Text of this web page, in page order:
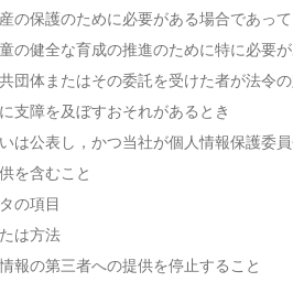
の保護のために必要がある場合であっ
の健全な育成の推進のために特に必要
団体またはその委託を受けた者が法令
支障を及ぼすおそれがあるとき
は公表し，かつ当社が個人情報保護委
を含むこと
の項目
は方法
報の第三者への提供を停止すること